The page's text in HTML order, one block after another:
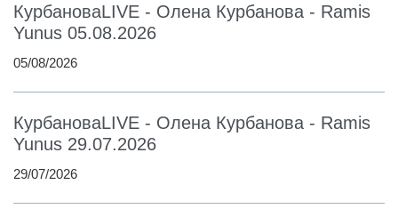
КурбановаLIVE - Олена Курбанова - Ramis
Yunus 05.08.2026
05/08/2026
КурбановаLIVE - Олена Курбанова - Ramis
Yunus 29.07.2026
29/07/2026